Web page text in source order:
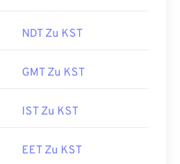
NDT Zu KST
GMT Zu KST
IST Zu KST
EET Zu KST